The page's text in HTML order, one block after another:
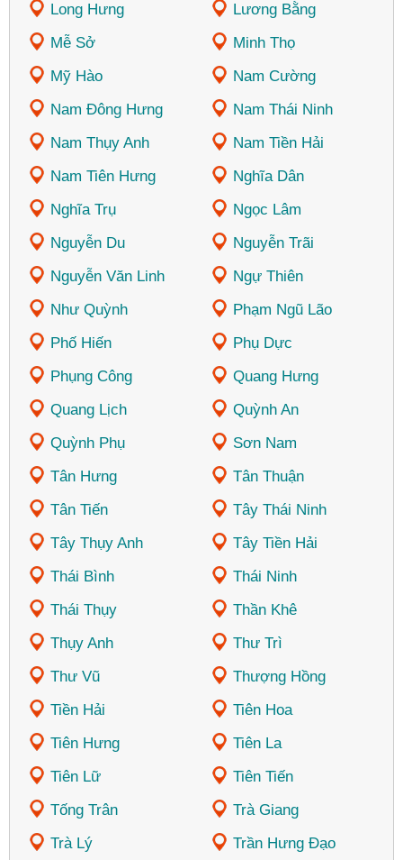
Long Hưng
Lương Bằng
Mễ Sở
Minh Thọ
Mỹ Hào
Nam Cường
Nam Đông Hưng
Nam Thái Ninh
Nam Thụy Anh
Nam Tiền Hải
Nam Tiên Hưng
Nghĩa Dân
Nghĩa Trụ
Ngọc Lâm
Nguyễn Du
Nguyễn Trãi
Nguyễn Văn Linh
Ngự Thiên
Như Quỳnh
Phạm Ngũ Lão
Phố Hiến
Phụ Dực
Phụng Công
Quang Hưng
Quang Lịch
Quỳnh An
Quỳnh Phụ
Sơn Nam
Tân Hưng
Tân Thuận
Tân Tiến
Tây Thái Ninh
Tây Thụy Anh
Tây Tiền Hải
Thái Bình
Thái Ninh
Thái Thụy
Thần Khê
Thụy Anh
Thư Trì
Thư Vũ
Thượng Hồng
Tiền Hải
Tiên Hoa
Tiên Hưng
Tiên La
Tiên Lữ
Tiên Tiến
Tống Trân
Trà Giang
Trà Lý
Trần Hưng Đạo